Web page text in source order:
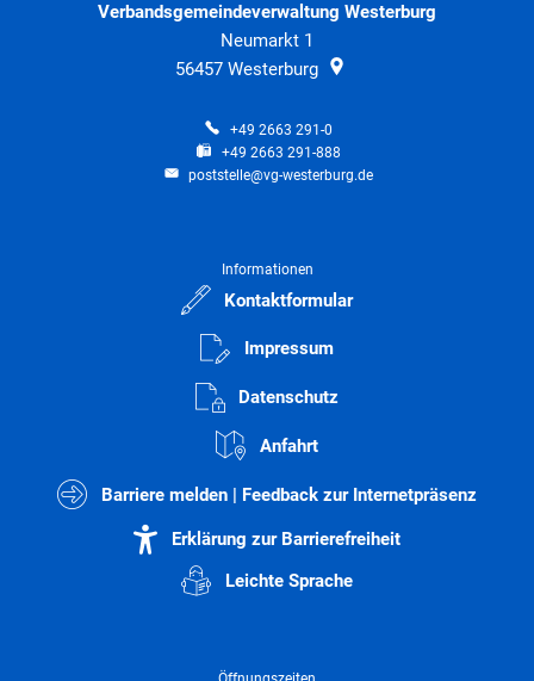
Verbandsgemeindeverwaltung Westerburg
Neumarkt 1
56457 Westerburg
+49 2663 291-0
+49 2663 291-888
poststelle@vg-westerburg.de
Informationen
Kontaktformular
Impressum
Datenschutz
Anfahrt
Barriere melden | Feedback zur Internetpräsenz
Erklärung zur Barrierefreiheit
Leichte Sprache